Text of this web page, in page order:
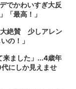
でかわいすぎ大反
「最高！」
大絶賛 少しアレン
の！」
来ました」...4歳年
にしか見えませ